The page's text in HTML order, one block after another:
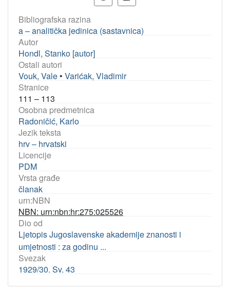
Bibliografska razina
a – analitička jedinica (sastavnica)
Autor
Hondl, Stanko [autor]
Ostali autori
Vouk, Vale • Varićak, Vladimir
Stranice
111 – 113
Osobna predmetnica
Radoničić, Karlo
Jezik teksta
hrv – hrvatski
Licencije
PDM
Vrsta građe
članak
urn:NBN
NBN: urn:nbn:hr:275:025526
Dio od
Ljetopis Jugoslavenske akademije znanosti i
umjetnosti : za godinu ...
Svezak
1929/30. Sv. 43